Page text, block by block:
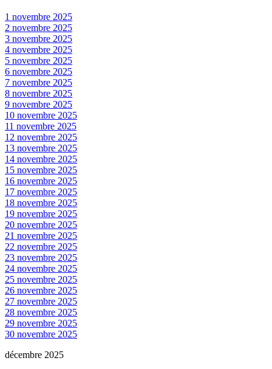
1 novembre 2025
2 novembre 2025
3 novembre 2025
4 novembre 2025
5 novembre 2025
6 novembre 2025
7 novembre 2025
8 novembre 2025
9 novembre 2025
10 novembre 2025
11 novembre 2025
12 novembre 2025
13 novembre 2025
14 novembre 2025
15 novembre 2025
16 novembre 2025
17 novembre 2025
18 novembre 2025
19 novembre 2025
20 novembre 2025
21 novembre 2025
22 novembre 2025
23 novembre 2025
24 novembre 2025
25 novembre 2025
26 novembre 2025
27 novembre 2025
28 novembre 2025
29 novembre 2025
30 novembre 2025
décembre 2025